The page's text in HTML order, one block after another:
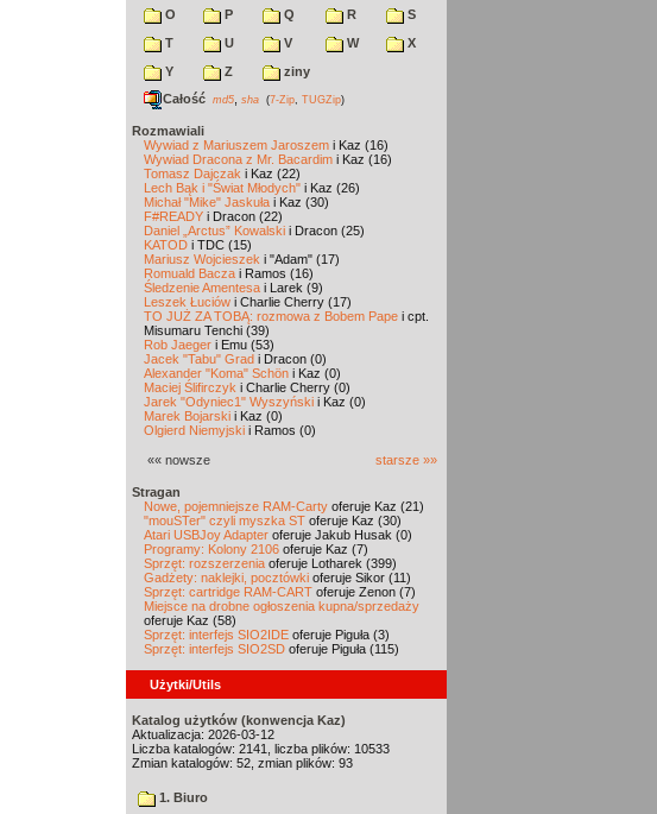
O
P Q R
S
T
U V W
X
Y
Z
ziny
Całość md5 sha (7-Zip TUGZip)
Rozmawiali
Wywiad z Mariuszem Jaroszem i Kaz (16)
Wywiad Dracona z Mr. Bacardim i Kaz (16)
Tomasz Dajczak i Kaz (22)
Lech Bąk i "Świat Młodych" i Kaz (26)
Michał "Mike" Jaskuła i Kaz (30)
F#READY i Dracon (22)
Daniel „Arctus” Kowalski i Dracon (25)
KATOD i TDC (15)
Mariusz Wojcieszek i "Adam" (17)
Romuald Bacza i Ramos (16)
Śledzenie Amentesa i Larek (9)
Leszek Łuciów i Charlie Cherry (17)
TO JUŻ ZA TOBĄ: rozmowa z Bobem Pape i cpt.
Misumaru Tenchi (39)
Rob Jaeger i Emu (53)
Jacek "Tabu" Grad i Dracon (0)
Alexander "Koma" Schön i Kaz (0)
Maciej Ślifirczyk i Charlie Cherry (0)
Jarek "Odyniec1" Wyszyński i Kaz (0)
Marek Bojarski i Kaz (0)
Olgierd Niemyjski i Ramos (0)
«« nowsze starsze »»
Stragan
Nowe, pojemniejsze RAM-Carty oferuje Kaz (21)
"mouSTer" czyli myszka ST oferuje Kaz (30)
Atari USBJoy Adapter oferuje Jakub Husak (0)
Programy: Kolony 2106 oferuje Kaz (7)
Sprzęt: rozszerzenia oferuje Lotharek (399)
Gadżety: naklejki, pocztówki oferuje Sikor (11)
Sprzęt: cartridge RAM-CART oferuje Zenon (7)
Miejsce na drobne ogłoszenia kupna/sprzedaży
oferuje Kaz (58)
Sprzęt: interfejs SIO2IDE oferuje Piguła (3)
Sprzęt: interfejs SIO2SD oferuje Piguła (115)
Użytki/Utils
Katalog użytków (konwencja Kaz)
Aktualizacja: 2026-03-12
Liczba katalogów: 2141, liczba plików: 10533
Zmian katalogów: 52, zmian plików: 93
1. Biuro